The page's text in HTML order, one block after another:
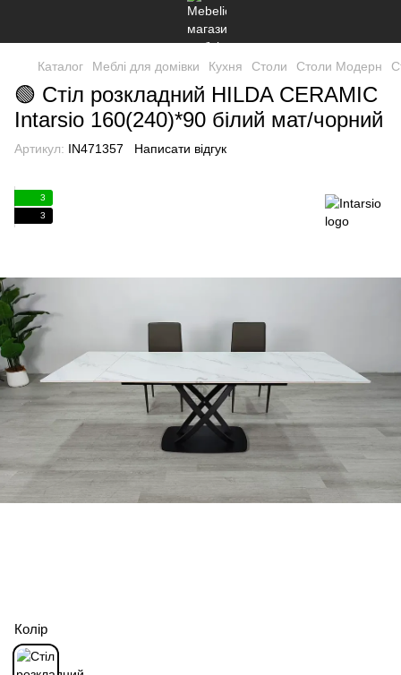
Каталог Меблі для домівки Кухня Столи Столи Модерн
🟢 Стіл розкладний HILDA CERAMIC
Intarsio 160(240)*90 білий мат/чорний
Артикул: IN471357 Написати відгук
3
3
Колір